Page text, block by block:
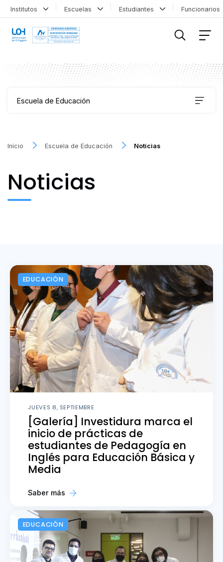
Institutos Escuelas Estudiantes
Escuela de Educación
Fondos FID
Noticias
Inicio Escuela de Educación Noticias
Noticias
EDUCACIÓN
JUEVES 8, SEPTIEMBRE
[Galería] Investidura marca el
inicio de prácticas de
estudiantes de Pedagogía en
Inglés para Educación Básica y
Media
Saber más
EDUCACIÓN